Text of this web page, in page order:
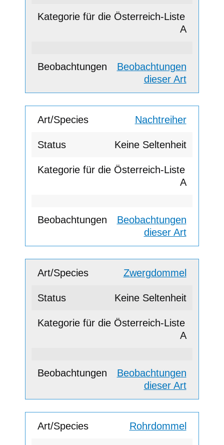
A
Beobachtungen
dieser Art
Nachtreiher
Keine Seltenheit
A
Beobachtungen
dieser Art
Zwergdommel
Keine Seltenheit
A
Beobachtungen
dieser Art
Rohrdommel